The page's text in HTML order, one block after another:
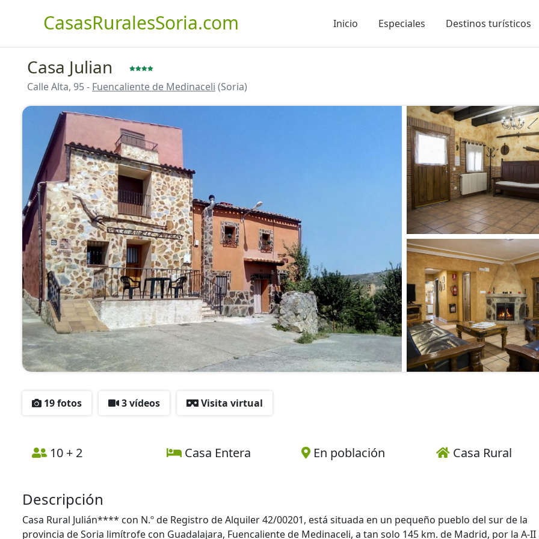
CasasRuralesSoria.com Inicio Especiales Destinos turísticos
Casa Julian
Calle Alta, 95 - Fuencaliente de Medinaceli (Soria)
19 fotos 3 vídeos Visita virtual
10 + 2 Casa Entera En población Casa Rural
Descripción
Casa Rural Julián**** con N.º de Registro de Alquiler 42/00201, está situada en un pequeño pueblo del sur de la
provincia de Soria limítrofe con Guadalajara, Fuencaliente de Medinaceli, a tan solo 145 km. de Madrid, por la A-II